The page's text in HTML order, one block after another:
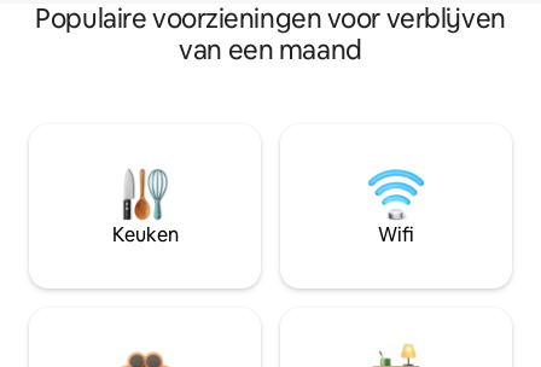
Populaire voorzieningen voor verblijven
van een maand
Keuken Wifi